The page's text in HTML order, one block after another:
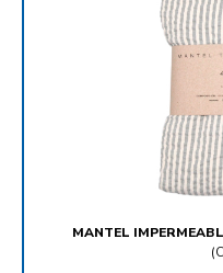
MANTEL
(